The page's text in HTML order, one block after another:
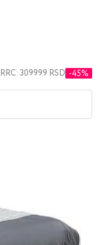
RRC: 309999 RSD -45%